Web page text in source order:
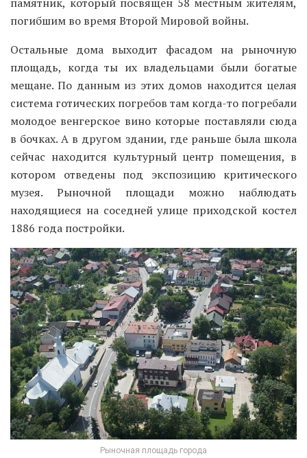
погибшим во время Второй Мировой войны.
Остальные дома выходит фасадом на рыночную
площадь, когда ты их владельцами были богатые
мещане. По данным из этих домов находится целая
система готических погребов там когда-то погребали
молодое венгерское вино которые поставляли сюда
в бочках. А в другом здании, где раньше была школа
сейчас находится культурный центр помещения, в
котором отведены под экспозицию критического
музея. Рыночной площади можно наблюдать
находящиеся на соседней улице приходской костел
1886 года постройки.
Рыночная площадь города